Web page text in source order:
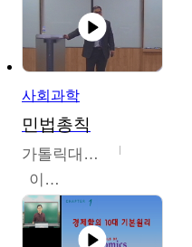
사회과학
민법총칙
가톨릭대학교
이홍민